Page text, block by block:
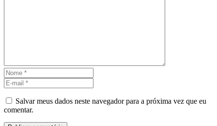
Salvar meus dados neste navegador para a próxima vez que eu
comentar.